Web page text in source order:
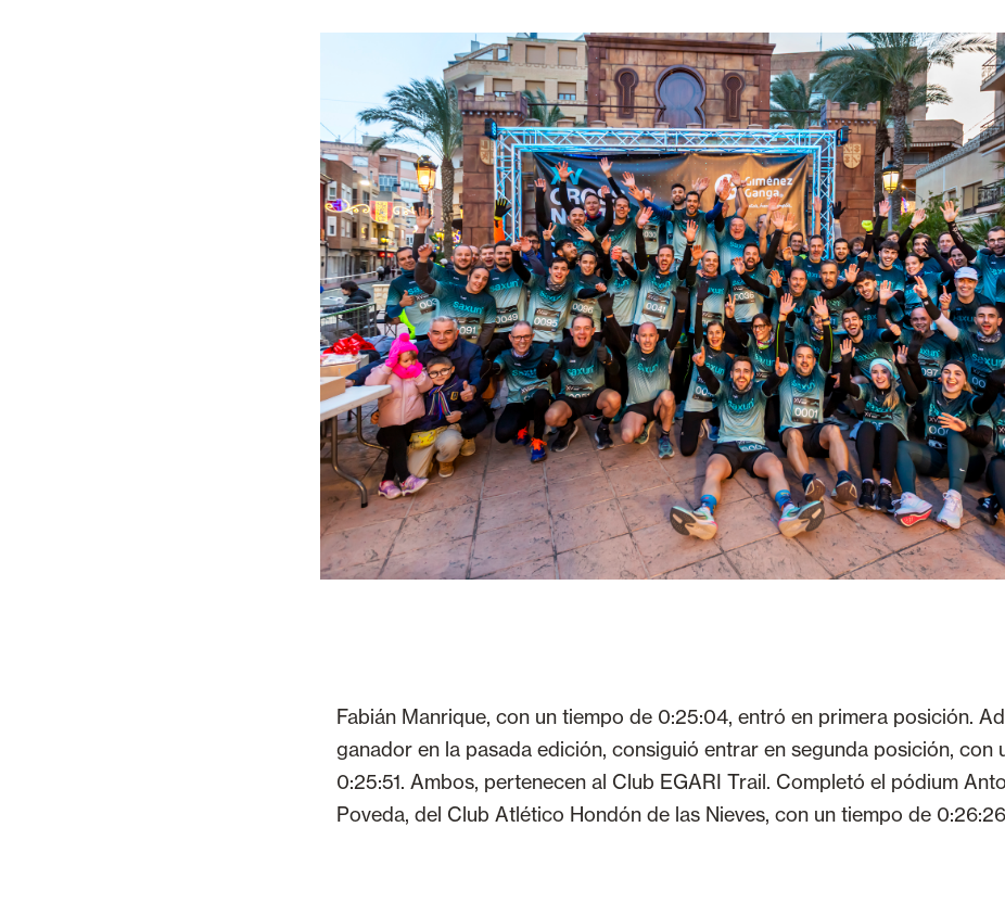
Fabián Manrique, con un tiempo de 0:25:04, entró en primera posición.
ganador en la pasada edición, consiguió entrar en segunda posición, con
0:25:51. Ambos, pertenecen al Club EGARI Trail. Completó el pódium
Poveda, del Club Atlético Hondón de las Nieves, con un tiempo de